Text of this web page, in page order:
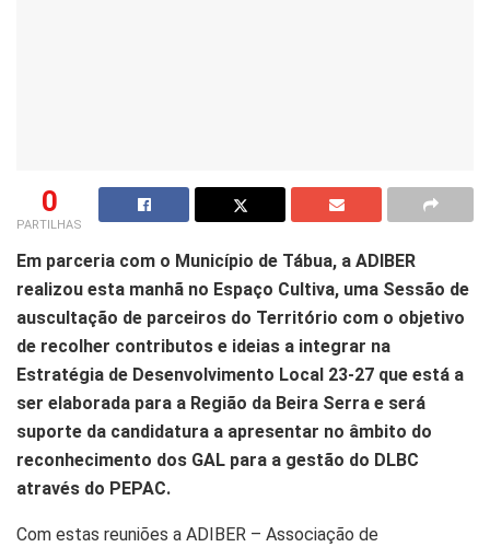
0
PARTILHAS
Em parceria com o Município de Tábua, a ADIBER
realizou esta manhã no Espaço Cultiva, uma Sessão de
auscultação de parceiros do Território com o objetivo
de recolher contributos e ideias a integrar na
Estratégia de Desenvolvimento Local 23-27 que está a
ser elaborada para a Região da Beira Serra e será
suporte da candidatura a apresentar no âmbito do
reconhecimento dos GAL para a gestão do DLBC
através do PEPAC.
Com estas reuniões a ADIBER – Associação de